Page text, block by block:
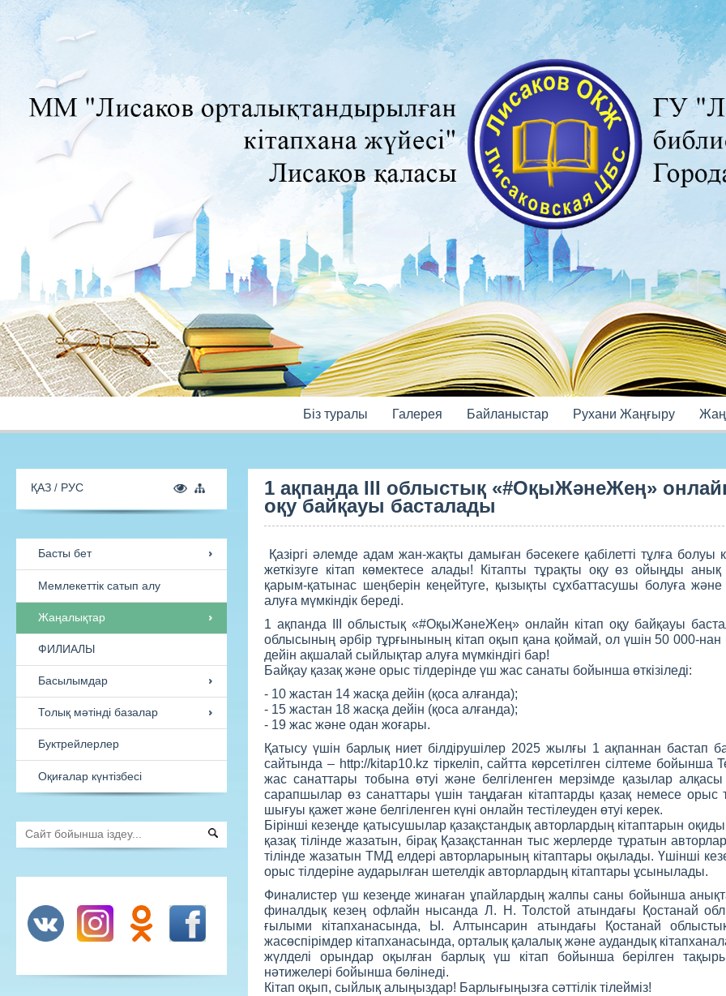
Бiз туралы Галерея Байланыстар Рухани Жаңғыру
ҚАЗ РУС
Басты бет
Мемлекеттік сатып алу
Жаңалықтар
ФИЛИАЛЫ
Толық мәтінді базалар
Буктрейлерлер
1 ақпанда III облыстық «#ОқыЖәнеЖең»
оқу байқауы басталады
Қазіргі әлемде адам жан-жақты дамыған бәсекеге қабілетті тұлға болуы
жеткізуге кітап көмектесе алады! Кітапты тұрақты оқу өз ойыңды
қарым-қатынас шеңберін кеңейтуге, қызықты сұхбаттасушы болуға және
алуға мүмкіндік береді.
1 ақпанда III облыстық «#ОқыЖәнеЖең» онлайн кітап оқу байқауы
облысының әрбір тұрғынының кітап оқып қана қоймай, ол үшін 50 000-нан
дейін ақшалай сыйлықтар алуға мүмкіндігі бар!
Байқау қазақ және орыс тілдерінде үш жас санаты бойынша өткізіледі:
- 10 жастан 14 жасқа дейін (қоса алғанда);
- 15 жастан 18 жасқа дейін (қоса алғанда);
- 19 жас және одан жоғары.
Қатысу үшін барлық ниет білдірушілер 2025 жылғы 1 ақпаннан бастап
сайтында – http://kitap10.kz тіркеліп, сайтта көрсетілген сілтеме бойынша
жас санаттары тобына өтуі және белгіленген мерзімде қазылар
сарапшылар өз санаттары үшін таңдаған кітаптарды қазақ немесе орыс
шығуы қажет және белгіленген күні онлайн тестілеуден өтуі керек.
Бірінші кезеңде қатысушылар қазақстандық авторлардың кітаптарын
қазақ тілінде жазатын, бірақ Қазақстаннан тыс жерлерде тұратын
тілінде жазатын ТМД елдері авторларының кітаптары оқылады. Үшінші
орыс тілдеріне аударылған шетелдік авторлардың кітаптары ұсынылады.
Финалистер үш кезеңде жинаған ұпайлардың жалпы саны бойынша
финалдық кезең офлайн нысанда Л. Н. Толстой атындағы Қостанай
ғылыми кітапханасында, Ы. Алтынсарин атындағы Қостанай
жасөспірімдер кітапханасында, орталық қалалық және аудандық
жүлделі орындар оқылған барлық үш кітап бойынша берілген
нәтижелері бойынша бөлінеді.
Кітап оқып, сыйлық алыңыздар! Барлығыңызға сәттілік тілейміз!